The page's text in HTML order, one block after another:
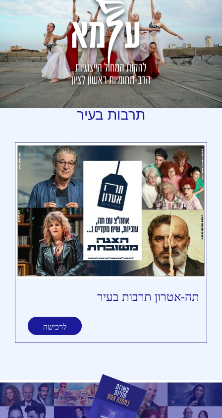
תרבות בעיר
תה-אטרון תרבות בעיר
לרכישה